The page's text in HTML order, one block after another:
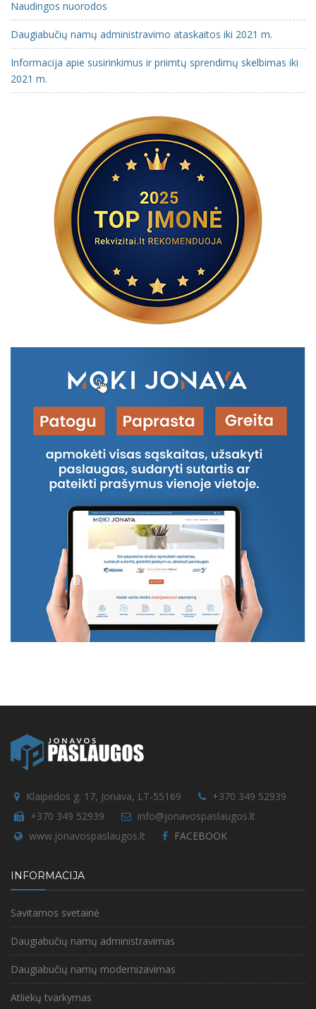
Naudingos nuorodos
Daugiabučių namų administravimo ataskaitos iki 2021 m.
Informacija apie susirinkimus ir priimtų sprendimų skelbimas iki
2021 m.
Klaipėdos g. 17, Jonava, LT-55169
+370 349 52939
+370 349 52939
info@jonavospaslaugos.lt
www.jonavospaslaugos.lt
FACEBOOK
INFORMACIJA
Savitarnos svetainė
Daugiabučių namų administravimas
Daugiabučių namų modernizavimas
Atliekų tvarkymas